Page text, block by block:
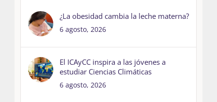
¿La obesidad cambia la leche materna?
6 agosto, 2026
El ICAyCC inspira a las jóvenes a
estudiar Ciencias Climáticas
6 agosto, 2026